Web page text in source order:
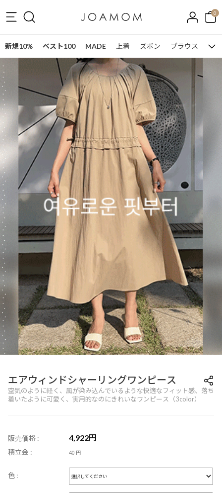
0
新規10% ベスト100 MADE 上着 ズボン ブラウス ワ
エアウィンドシャーリングワンピース
空気のように軽く、風が染み込んでいるような快適なフィット感、落ち
着いたように可愛く、実用的なのにきれいなワンピース（3color）
販売価格 : 4,922円
積立金 : 40 円
色 :